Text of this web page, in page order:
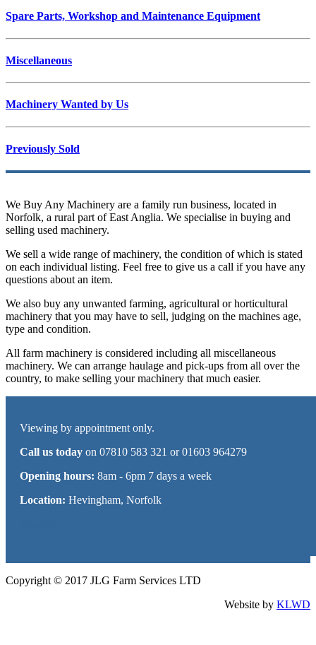
Spare Parts, Workshop and Maintenance Equipment
Miscellaneous
Machinery Wanted by Us
Previously Sold
We Buy Any Machinery are a family run business, located in
Norfolk, a rural part of East Anglia. We specialise in buying and
selling used machinery.
We sell a wide range of machinery, the condition of which is stated
on each individual listing. Feel free to give us a call if you have any
questions about an item.
We also buy any unwanted farming, agricultural or horticultural
machinery that you may have to sell, judging on the machines age,
type and condition.
All farm machinery is considered including all miscellaneous
machinery. We can arrange haulage and pick-ups from all over the
country, to make selling your machinery that much easier.
Viewing by appointment only.
Call us today on 07810 583 321 or 01603 964279
Opening hours: 8am - 6pm 7 days a week
Location: Hevingham, Norfolk
Copyright © 2017 JLG Farm Services LTD
Website by KLWD